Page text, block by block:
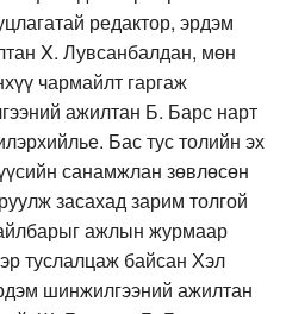
редактор, эрдэм
X. Лувсанбалдан, мөн
чармайлт гаргаж
ажилтан Б. Барс нарт
Бас тус толийн эх
санамжлан зөвлөсөн
засахад зарим толгой
ажлын журмаар
туслалцаж байсан Хэл
шинжилгээний ажилтан